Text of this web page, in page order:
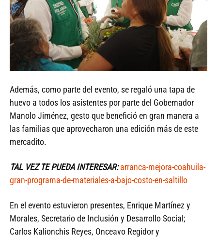
Además, como parte del evento, se regaló una tapa de
huevo a todos los asistentes por parte del Gobernador
Manolo Jiménez, gesto que benefició en gran manera a
las familias que aprovecharon una edición más de este
mercadito.
TAL VEZ TE PUEDA INTERESAR:arranca-mejora-coahuila-
gran-programa-de-materiales-a-bajo-costo-en-saltillo
En el evento estuvieron presentes, Enrique Martínez y
Morales, Secretario de Inclusión y Desarrollo Social;
Carlos Kalionchis Reyes, Onceavo Regidor y